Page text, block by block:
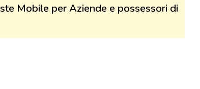
Mobile per Aziende e possessori di